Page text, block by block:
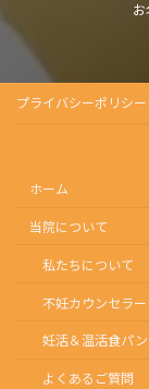
お
プライバシーポリシー
ホーム
当院について
私たちについて
不妊カウンセラ
妊活＆温活食パン
よくあるご質問